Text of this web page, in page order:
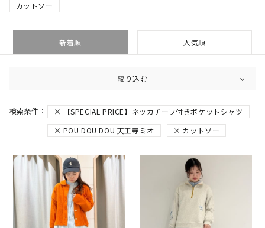
カットソー
新着順 人気順
絞り込む
【SPECIAL PRICE】ネッカチーフ付きポケットシャツ
POU DOU DOU 天王寺ミオ
カットソー